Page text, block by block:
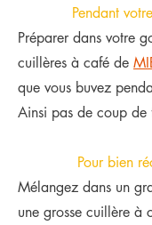
Pendant
Préparer dans votre
cuillères à café de
que vous buvez
Ainsi pas de coup de
Pour bien
Mélangez dans un
une grosse cuillère à